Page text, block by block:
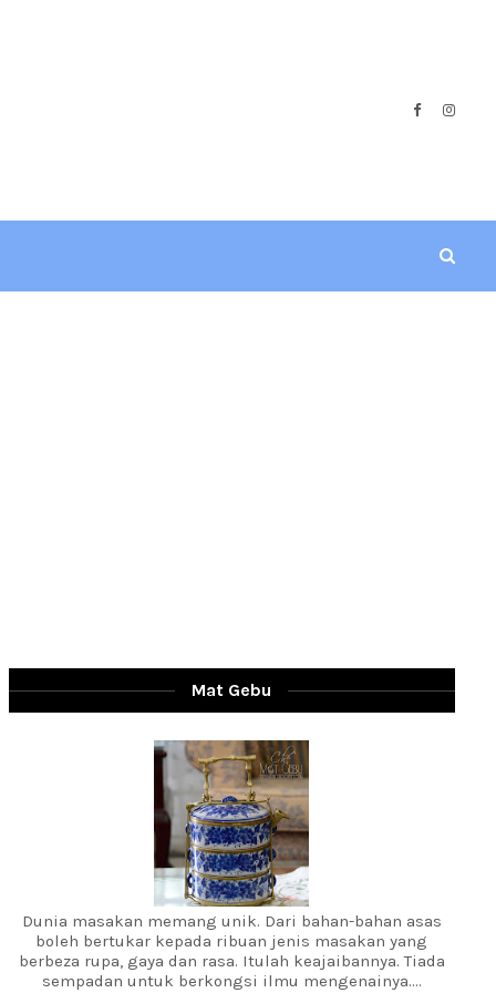
Mat Gebu
Dunia masakan memang unik. Dari bahan-bahan asas
boleh bertukar kepada ribuan jenis masakan yang
berbeza rupa, gaya dan rasa. Itulah keajaibannya. Tiada
sempadan untuk berkongsi ilmu mengenainya....